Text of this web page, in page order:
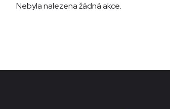
Nebyla nalezena žádná akce.